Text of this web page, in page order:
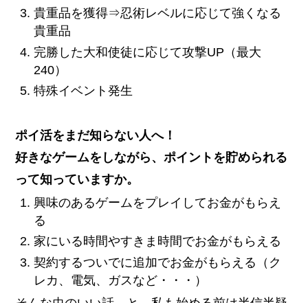
貴重品を獲得⇒忍術レベルに応じて強くなる
貴重品
完勝した大和使徒に応じて攻撃UP（最大
240）
特殊イベント発生
ポイ活をまだ知らない人へ！
好きなゲームをしながら、ポイントを貯められる
って知っていますか。
興味のあるゲームをプレイしてお金がもらえ
る
家にいる時間やすきま時間でお金がもらえる
契約するついでに追加でお金がもらえる（ク
レカ、電気、ガスなど・・・）